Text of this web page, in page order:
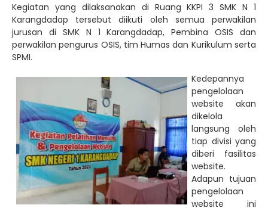
Kegiatan yang dilaksanakan di Ruang KKPI 3 SMK N 1
Karangdadap tersebut diikuti oleh semua perwakilan
jurusan di SMK N 1 Karangdadap, Pembina OSIS dan
perwakilan pengurus OSIS, tim Humas dan Kurikulum serta
SPMI.
Kedepannya
pengelolaan
website akan
dikelola
langsung oleh
tiap divisi yang
diberi fasilitas
website.
Adapun tujuan
pengelolaan
website ini